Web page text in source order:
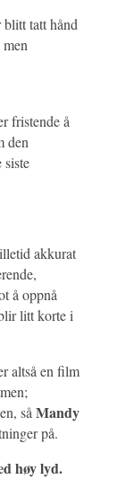
blitt tatt hånd
fristende å
den
siste
akkurat
å oppnå
litt korte i
altså en film
så Mandy
på.
høy lyd.